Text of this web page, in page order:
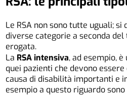
Le RSA non sono tutte uguali;
diverse categorie a seconda del
erogata.
La RSA intensiva, ad esempio,
quei pazienti che devono
causa di disabilità importanti e
esempio a questo riguardo